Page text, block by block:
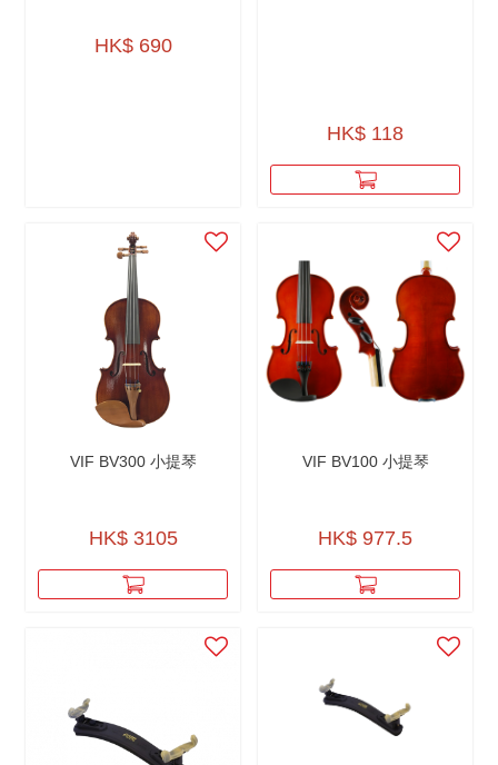
HK$ 690
HK$ 118
VIF BV300 小提琴
HK$ 3105
VIF BV100 小提琴
HK$ 977.5